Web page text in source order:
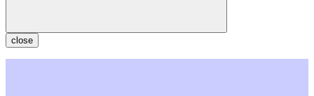
close